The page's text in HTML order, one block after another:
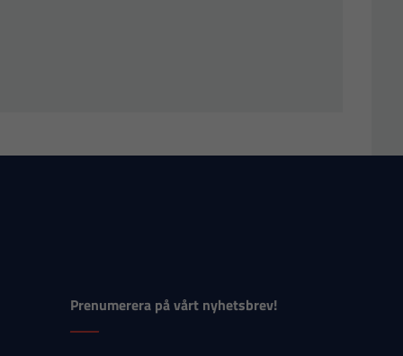
Prenumerera på vårt nyhetsbrev!